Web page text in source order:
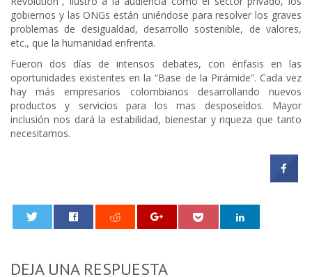
gobiernos y las ONGs están uniéndose para resolver los graves
problemas de desigualdad, desarrollo sostenible, de valores,
etc., que la humanidad enfrenta.
Fueron dos días de intensos debates, con énfasis en las
oportunidades existentes en la “Base de la Pirámide”. Cada vez
hay más empresarios colombianos desarrollando nuevos
productos y servicios para los mas desposeídos. Mayor
inclusión nos dará la estabilidad, bienestar y riqueza que tanto
necesitamos.
DEJA UNA RESPUESTA